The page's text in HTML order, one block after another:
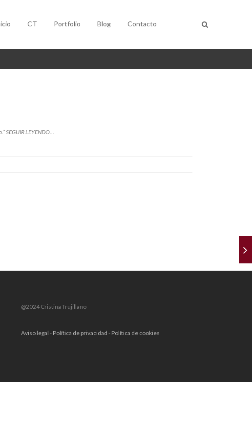
CT Portfolio Blog Contacto
SEGUIR LEYENDO…
@2024 Cristina Trujillano
Aviso legal - Política de privacidad - Política de cookies